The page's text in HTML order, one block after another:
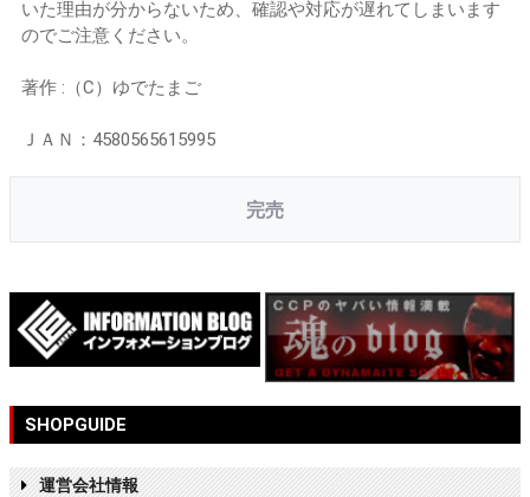
いた理由が分からないため、確認や対応が遅れてしまいます
のでご注意ください。
著作 :（C）ゆでたまご
ＪＡＮ：4580565615995
完売
SHOPGUIDE
運営会社情報